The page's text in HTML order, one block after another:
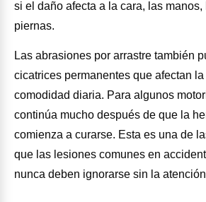
si el daño afecta a la cara, las
piernas.
Las abrasiones por arrastre también
cicatrices permanentes que afectan
comodidad diaria. Para algunos
continúa mucho después de que la
comienza a curarse. Esta es una de
que las lesiones comunes en
nunca deben ignorarse sin la